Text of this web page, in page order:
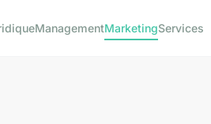
ManagementMarketingServices